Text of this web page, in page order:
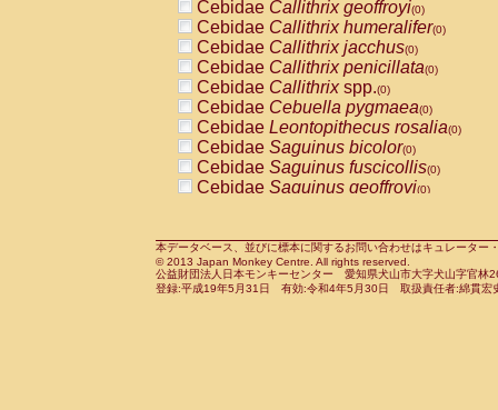
PitheciidaeCallicebusspp.(0)
PitheciidaeChiropotes satanas(0)
PitheciidaePithecia monachus
PitheciidaePithecia pithecia(0)
CercopithecidaeCercocebus agilis
CercopithecidaeCercocebus
CercopithecidaeCercocebus
CercopithecidaeCercocebus
CercopithecidaeCercocebus
CercopithecidaeCercocebushybrid
CercopithecidaePapio anubis(0)
CercopithecidaePapio cynocephalus
CercopithecidaePapio hamadryas(0)
Cebidae Callithrix geoffroyi(0)
Cebidae Callithrix humeralifer(0)
Cebidae Callithrix jacchus(0)
Cebidae Callithrix penicillata(0)
Cebidae Callithrixspp.(0)
Cebidae Cebuella pygmaea(0)
Cebidae Leontopithecus rosalia(0)
Cebidae Saguinus bicolor(0)
Cebidae Saguinus fuscicollis(0)
Cebidae Saguinus geoffroyi(0)
CebidaeSaguinus leucopus(0)
CebidaeSaguinus midas(0)
Cebidae Saguinus mystax(0)
本データベース、並びに標本に関するお問い合わせはキュレータ
© 2013 Japan Monkey Centre. All rights reserved.
公益財団法人日本モンキーセンター 愛知県犬山市大字犬山字官
登録:平成19年5月31日 有効:令和4年5月30日 取扱責任者:綿貫宏